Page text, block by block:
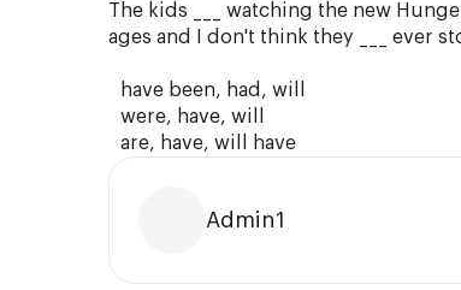
The kids ___ watching the new
ages and I don't think they ___ ever
have been, had, will
were, have, will
are, have, will have
Admin1